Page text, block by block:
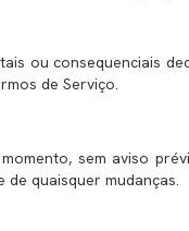
ou consequenciais
de Serviço.
sem aviso
quaisquer mudanças.